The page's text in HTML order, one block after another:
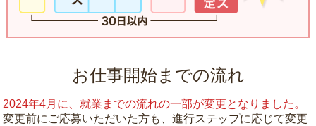
お仕事開始までの流れ
2024年4月に、就業までの流れの一部が変更となりました。
変更前にご応募いただいた方も、進行ステップに応じて変更